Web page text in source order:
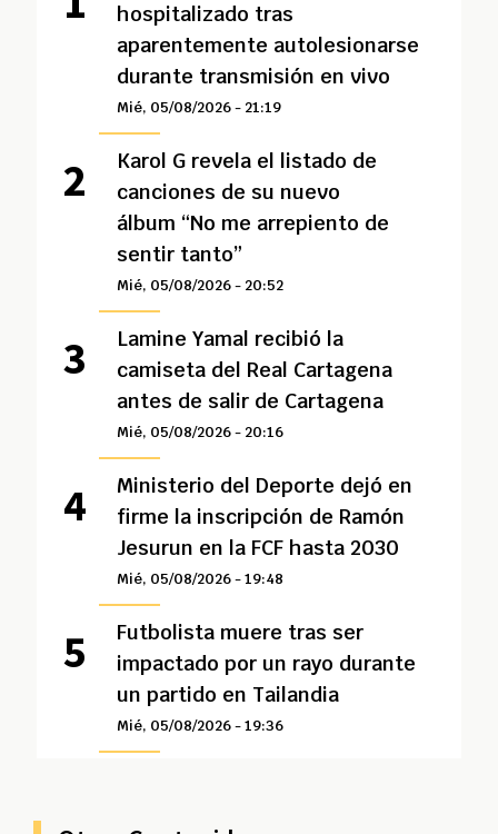
hospitalizado tras
aparentemente autolesionarse
durante transmisión en vivo
Mié, 05/08/2026 - 21:19
Karol G revela el listado de
canciones de su nuevo
álbum “No me arrepiento de
sentir tanto”
Mié, 05/08/2026 - 20:52
Lamine Yamal recibió la
camiseta del Real Cartagena
antes de salir de Cartagena
Mié, 05/08/2026 - 20:16
Ministerio del Deporte dejó en
firme la inscripción de Ramón
Jesurun en la FCF hasta 2030
Mié, 05/08/2026 - 19:48
Futbolista muere tras ser
impactado por un rayo durante
un partido en Tailandia
Mié, 05/08/2026 - 19:36